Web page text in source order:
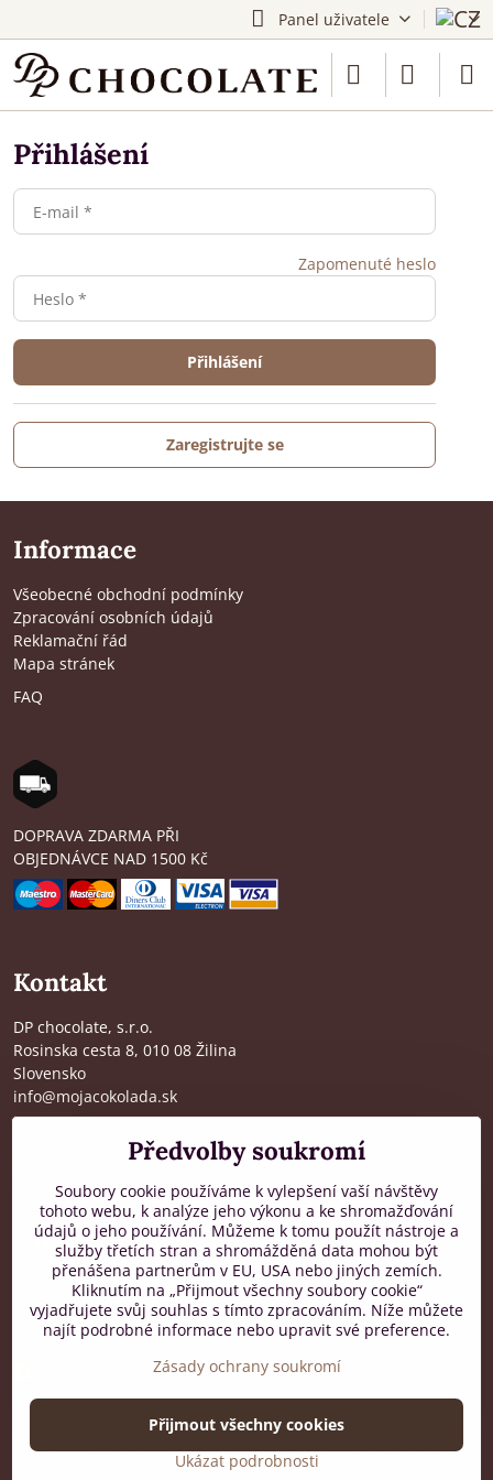
Panel uživatele
Přihlášení
Zapomenuté heslo
Přihlášení
Zaregistrujte se
Informace
Všeobecné obchodní podmínky
Zpracování osobních údajů
Reklamační řád
Mapa stránek
FAQ
DOPRAVA ZDARMA PŘI
OBJEDNÁVCE NAD 1500 Kč
Kontakt
DP chocolate, s.r.o.
Rosinska cesta 8, 010 08 Žilina
Slovensko
info@mojacokolada.sk
Kde nás najdete
Zákaznická podpora
od 8:00 do 16:00, PO-PÁ
+421 917 436 795
©2026CopyrightPředvolby soukromíZásady ochrany soukromí
Předvolby soukromí
Soubory cookie používáme k vylepšení vaší návštěvy
tohoto webu, k analýze jeho výkonu a ke shromažďování
údajů o jeho používání. Můžeme k tomu použít nástroje a
služby třetích stran a shromážděná data mohou být
přenášena partnerům v EU, USA nebo jiných zemích.
Kliknutím na „Přijmout všechny soubory cookie“
vyjadřujete svůj souhlas s tímto zpracováním. Níže můžete
najít podrobné informace nebo upravit své preference.
Zásady ochrany soukromí
Ukázat podrobnosti
Přijmout všechny cookies